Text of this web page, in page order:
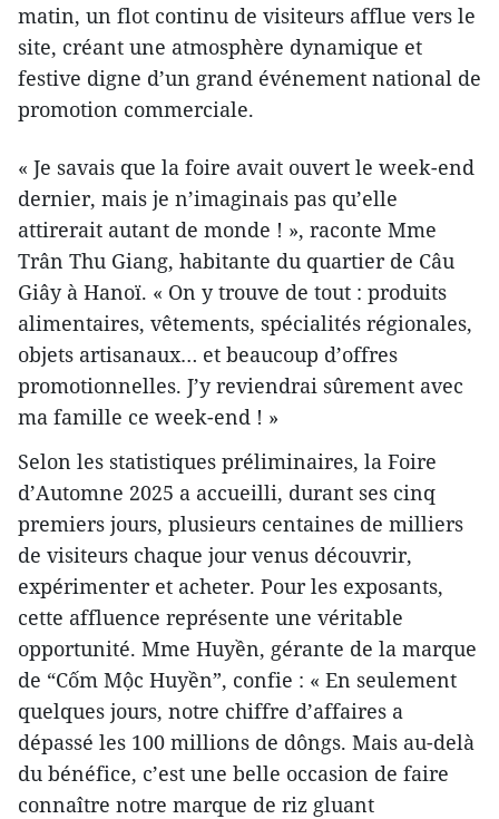
matin, un flot continu de visiteurs afflue vers le
site, créant une atmosphère dynamique et
festive digne d’un grand événement national de
promotion commerciale.
« Je savais que la foire avait ouvert le week-end
dernier, mais je n’imaginais pas qu’elle
attirerait autant de monde ! », raconte Mme
Trân Thu Giang, habitante du quartier de Câu
Giây à Hanoï. « On y trouve de tout : produits
alimentaires, vêtements, spécialités régionales,
objets artisanaux… et beaucoup d’offres
promotionnelles. J’y reviendrai sûrement avec
ma famille ce week-end ! »
Selon les statistiques préliminaires, la Foire
d’Automne 2025 a accueilli, durant ses cinq
premiers jours, plusieurs centaines de milliers
de visiteurs chaque jour venus découvrir,
expérimenter et acheter. Pour les exposants,
cette affluence représente une véritable
opportunité. Mme Huyền, gérante de la marque
de “Cốm Mộc Huyền”, confie : « En seulement
quelques jours, notre chiffre d’affaires a
dépassé les 100 millions de dôngs. Mais au-delà
du bénéfice, c’est une belle occasion de faire
connaître notre marque de riz gluant